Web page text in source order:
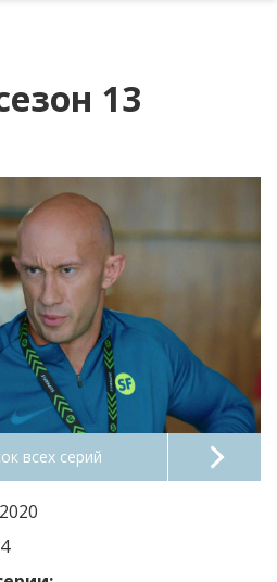
13
всех серий